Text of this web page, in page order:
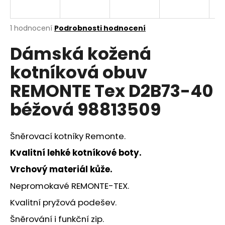
Průměrné
produktu
je
5,0
5
hvězdiček.
1 hodnocení Podrobnosti hodnocení
Dámská kožená
kotníková obuv
REMONTE Tex D2B73-40
béžová 98813509
Šněrovací kotníky Remonte.
Kvalitní lehké kotníkové boty.
Vrchový materiál kůže.
Nepromokavé REMONTE-TEX.
Kvalitní pryžová podešev.
Šněrování i funkční zip.
j
t
?
HLEDAT
D
o
p
o
r
u